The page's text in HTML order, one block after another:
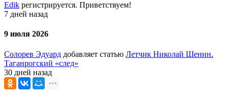
Edik регистрируется. Приветствуем!
7 дней назад
9 июля 2026
Солорев Эдуард добавляет статью Летчик Николай Шенин.
Таганрогский «след»
30 дней назад